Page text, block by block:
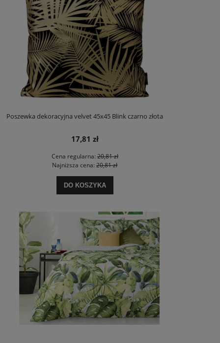
Poszewka dekoracyjna velvet 45x45 Blink czarno złota
17,81 zł
Cena regularna:20,81 zł
Najniższa cena: 20,81 zł
DO KOSZYKA